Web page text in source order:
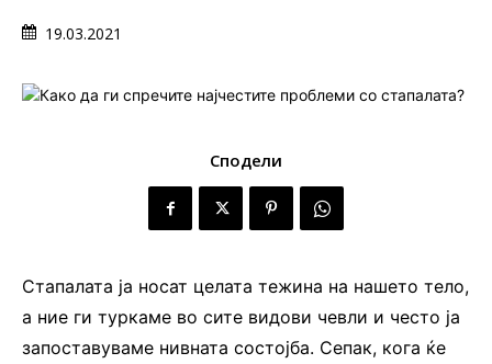
19.03.2021
Сподели
Стапалата ја носат целата тежина на нашето тело,
а ние ги туркаме во сите видови чевли и често ја
запоставуваме нивната состојба. Сепак, кога ќе